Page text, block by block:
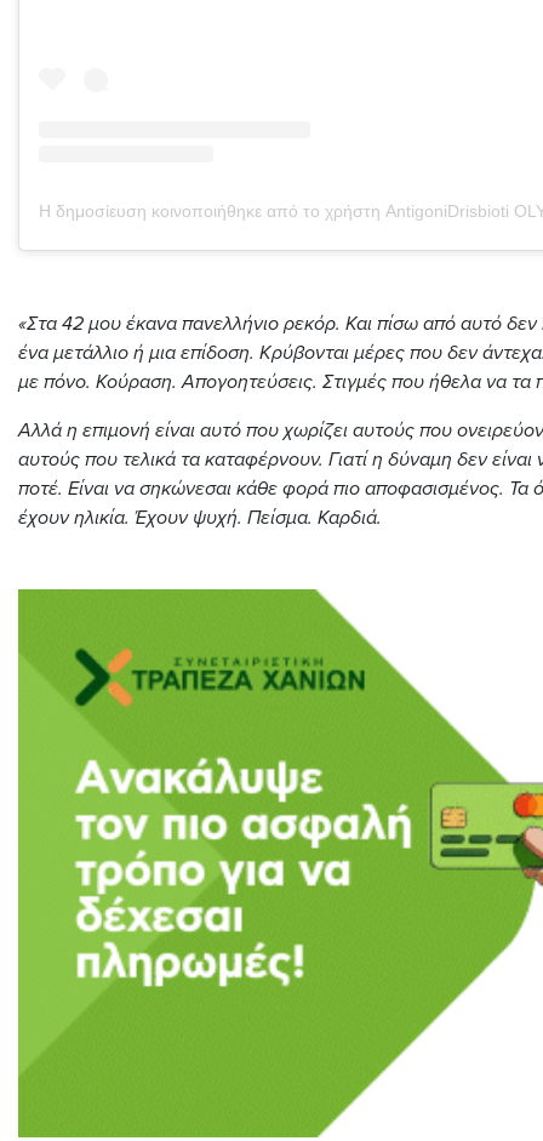
«Στα 42 μου έκανα πανελλήνιο ρεκόρ. Και πίσω από αυτό δεν
ένα μετάλλιο ή μια επίδοση. Κρύβονται μέρες που δεν
με πόνο. Κούραση. Απογοητεύσεις. Στιγμές που ήθελα να τα
Αλλά η επιμονή είναι αυτό που χωρίζει αυτούς που
αυτούς που τελικά τα καταφέρνουν. Γιατί η δύναμη δεν είναι
ποτέ. Είναι να σηκώνεσαι κάθε φορά πιο αποφασισμένος. Τα
έχουν ηλικία. Έχουν ψυχή. Πείσμα. Καρδιά.